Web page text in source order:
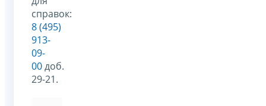
справок:
8 (495)
913-
09-
00доб.
29-21.